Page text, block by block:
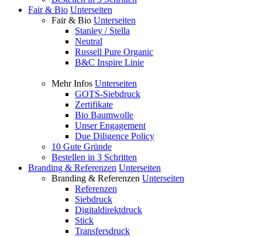
Fair & Bio Unterseiten
Fair & Bio Unterseiten
Stanley / Stella
Neutral
Russell Pure Organic
B&C Inspire Linie
Mehr Infos Unterseiten
GOTS-Siebdruck
Zertifikate
Bio Baumwolle
Unser Engagement
Due Diligence Policy
10 Gute Gründe
Bestellen in 3 Schritten
Branding & Referenzen Unterseiten
Branding & Referenzen Unterseiten
Referenzen
Siebdruck
Digitaldirektdruck
Stick
Transfersdruck